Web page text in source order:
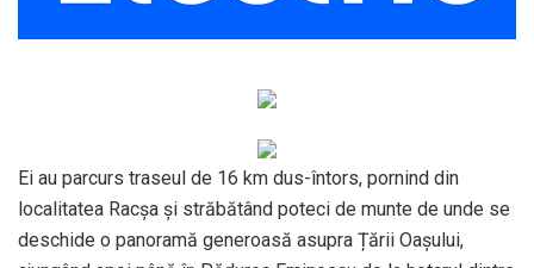
Ei au parcurs traseul de 16 km dus-întors, pornind din
localitatea Racșa și străbătând poteci de munte de unde se
deschide o panoramă generoasă asupra Țării Oașului,